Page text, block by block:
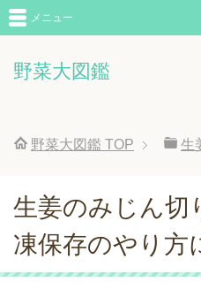
野菜大図鑑
メニュー
野菜大図鑑 TOP 生
生姜のみじん切
凍保存のやり方